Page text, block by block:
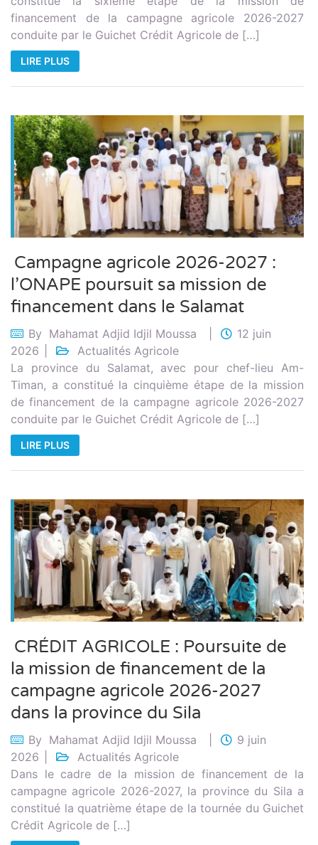
financement de la campagne agricole 2026-2027
conduite par le Guichet Crédit Agricole de […]
LIRE PLUS
Campagne agricole 2026-2027 :
l’ONAPE poursuit sa mission de
financement dans le Salamat
By Mahamat Adjid Idjil Moussa
12 juin
2026
Actualités Agricole
La province du Salamat, avec pour chef-lieu Am-
Timan, a constitué la cinquième étape de la mission
de financement de la campagne agricole 2026-2027
conduite par le Guichet Crédit Agricole de […]
LIRE PLUS
CRÉDIT AGRICOLE : Poursuite de
la mission de financement de la
campagne agricole 2026-2027
dans la province du Sila
By Mahamat Adjid Idjil Moussa
9 juin
2026
Actualités Agricole
Dans le cadre de la mission de financement de la
campagne agricole 2026-2027, la province du Sila a
constitué la quatrième étape de la tournée du Guichet
Crédit Agricole de […]